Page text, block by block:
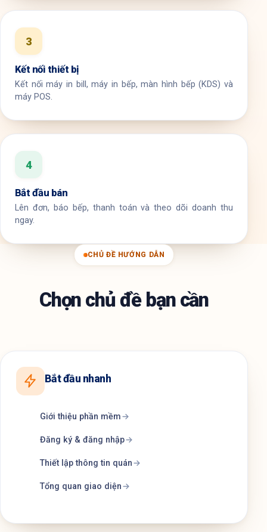
3
Kết nối thiết bị
Kết nối máy in bill, máy in bếp, màn hình bếp (KDS) và
máy POS.
4
Bắt đầu bán
Lên đơn, báo bếp, thanh toán và theo dõi doanh thu
ngay.
CHỦ ĐỀ HƯỚNG DẪN
Chọn chủ đề bạn cần
Bắt đầu nhanh
Giới thiệu phần mềm
Đăng ký & đăng nhập
Thiết lập thông tin quán
Tổng quan giao diện